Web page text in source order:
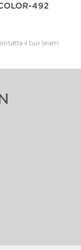
492
il tuo team